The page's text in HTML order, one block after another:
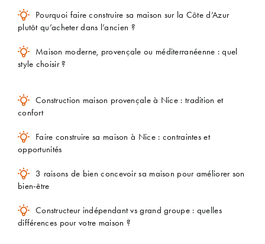
Pourquoi faire construire sa maison sur la Côte d’Azur
plutôt qu’acheter dans l’ancien ?
Maison moderne, provençale ou méditerranéenne : quel
style choisir ?
Construction maison provençale à Nice : tradition et
confort
Faire construire sa maison à Nice : contraintes et
opportunités
3 raisons de bien concevoir sa maison pour améliorer son
bien-être
Constructeur indépendant vs grand groupe : quelles
différences pour votre maison ?